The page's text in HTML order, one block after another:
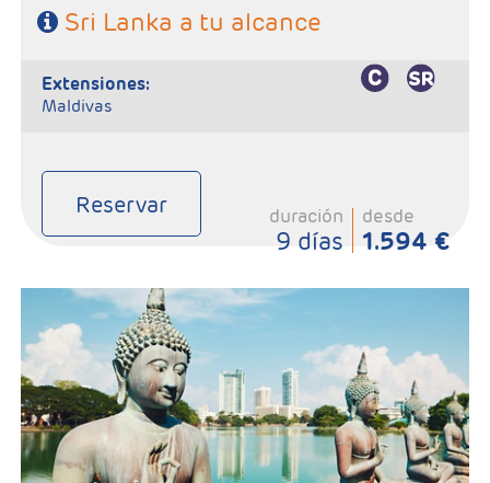
Sri Lanka a tu alcance
extensiones:
Maldivas
Reservar duración
9 días
desde
1.594 €
- Salidas: Lunes
- Ruta: Habarana 2 noches, Kandy 2 noches, Ella 1 noche, Yala 1
noche, Colombo 1 noche.
- Categoría hotelera: 3 / 4*
- Régimen: 7 Desayunos, 5 almuerzos y 6 cenas